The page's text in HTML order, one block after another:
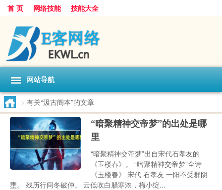
首 页 网络技能 技能大全
网站导航
> 有关“汲古阁本”的文章
“暗聚精神交帝梦”的出处是哪
里
“暗聚精神交帝梦”出自宋代石孝友的
《玉楼春》。 “暗聚精神交帝梦”全诗
《玉楼春》 宋代 石孝友 一阳不受群阴
壅。 残历行间冬破仲。 云低吹白腊寒浓，梅小绽...